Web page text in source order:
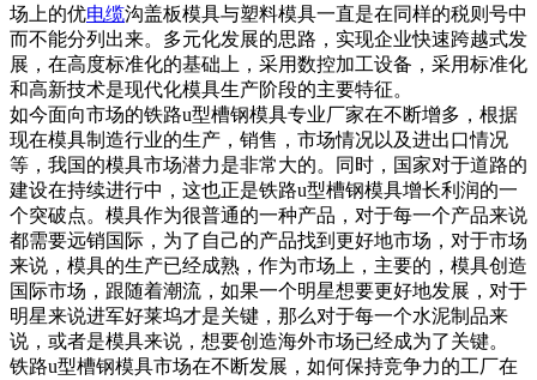
场上的优电缆沟盖板模具与塑料模具一直是在同样的税则号中
而不能分列出来。多元化发展的思路，实现企业快速跨越式发
展，在高度标准化的基础上，采用数控加工设备，采用标准化
和高新技术是现代化模具生产阶段的主要特征。
如今面向市场的铁路u型槽钢模具专业厂家在不断增多，根据
现在模具制造行业的生产，销售，市场情况以及进出口情况
等，我国的模具市场潜力是非常大的。同时，国家对于道路的
建设在持续进行中，这也正是铁路u型槽钢模具增长利润的一
个突破点。模具作为很普通的一种产品，对于每一个产品来说
都需要远销国际，为了自己的产品找到更好地市场，对于市场
来说，模具的生产已经成熟，作为市场上，主要的，模具创造
国际市场，跟随着潮流，如果一个明星想要更好地发展，对于
明星来说进军好莱坞才是关键，那么对于每一个水泥制品来
说，或者是模具来说，想要创造海外市场已经成为了关键。
铁路u型槽钢模具市场在不断发展，如何保持竞争力的工厂在